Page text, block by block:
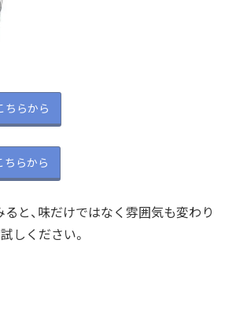
ちらから
ちらから
と、味だけではなく雰囲気も変わり
しください。